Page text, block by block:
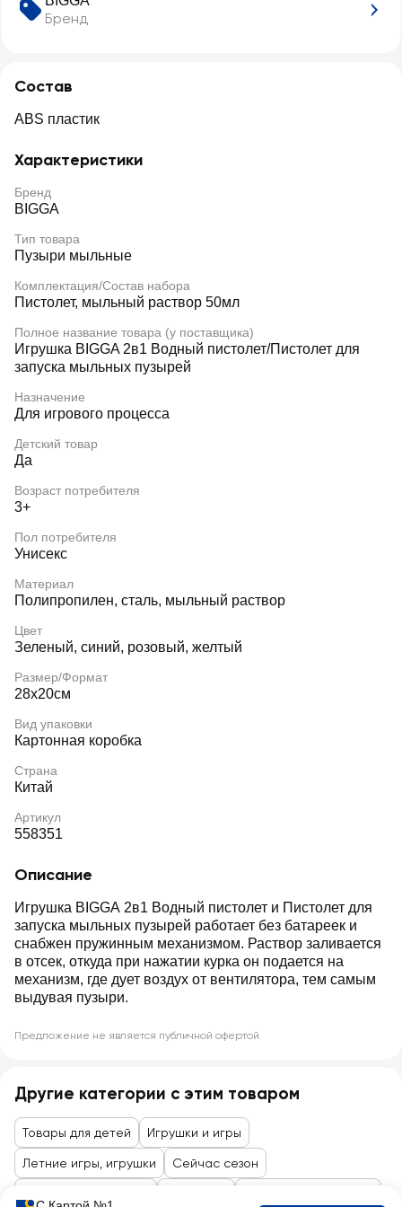
Бренд
Состав
ABS пластик
Характеристики
Бренд
BIGGA
Тип товара
Пузыри мыльные
Комплектация/Состав набора
Пистолет, мыльный раствор 50мл
Полное название товара (у поставщика)
Игрушка BIGGA 2в1 Водный пистолет/Пистолет для
запуска мыльных пузырей
Назначение
Для игрового процесса
Детский товар
Да
Возраст потребителя
3+
Пол потребителя
Унисекс
Материал
Полипропилен, сталь, мыльный раствор
Цвет
Зеленый, синий, розовый, желтый
Размер/Формат
28x20см
Вид упаковки
Картонная коробка
Страна
Китай
Артикул
558351
Описание
Игрушка BIGGA 2в1 Водный пистолет и Пистолет для
запуска мыльных пузырей работает без батареек и
снабжен пружинным механизмом. Раствор заливается
в отсек, откуда при нажатии курка он подается на
механизм, где дует воздух от вентилятора, тем самым
выдувая пузыри.
Предложение не является публичной офертой
Другие категории с этим товаром
Товары для детей Игрушки и игры
Летние игры, игрушки Сейчас сезон